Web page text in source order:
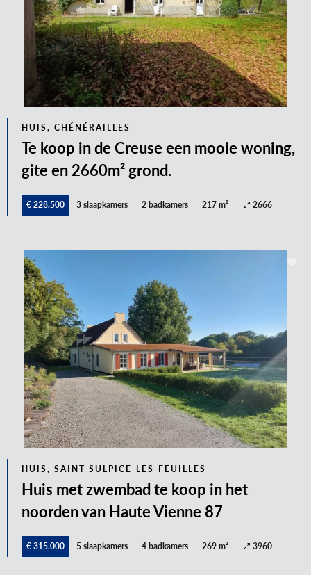
HUIS, CHÉNÉRAILLES
Te koop in de Creuse een mooie woning,
gite en 2660m² grond.
€ 228.500 3 slaapkamers 2 badkamers 217 m² 2666
HUIS, SAINT-SULPICE-LES-FEUILLES
Huis met zwembad te koop in het
noorden van Haute Vienne 87
€ 315.000 5 slaapkamers 4 badkamers 269 m² 3960